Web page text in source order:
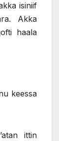
isiniif
Akka
haala
keessa
ittin